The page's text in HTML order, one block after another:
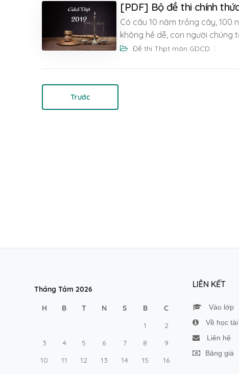
[PDF] Bộ đề thi chính
Có câu 10 năm trồng cây, 100
không hề dễ, con người
Đề thi Thpt môn GDCD
Trước
Tháng Tám 2026
H B T N S B
C
1
2
3
4 5 6 7 8
9
10
11 12 13 14 15
16
LIÊN KẾT
Vào lớp
Về học tài
Liên hệ
Bảng giá